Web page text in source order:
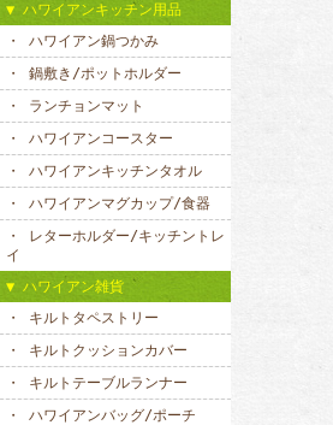
ハワイアンキッチン用品
ハワイアン鍋つかみ
鍋敷き/ポットホルダー
ランチョンマット
ハワイアンコースター
ハワイアンキッチンタオル
ハワイアンマグカップ/食器
レターホルダー/キッチントレ
イ
ハワイアン雑貨
キルトタペストリー
キルトクッションカバー
キルトテーブルランナー
ハワイアンバッグ/ポーチ